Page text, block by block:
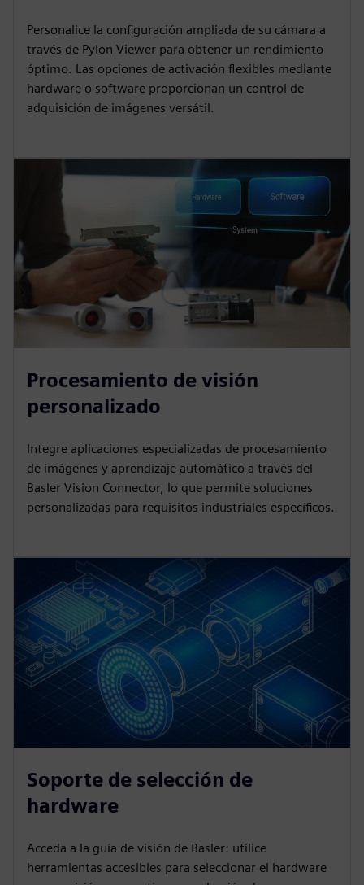
Personalice la configuración ampliada de su cámara a
través de Pylon Viewer para obtener un rendimiento
óptimo. Las opciones de activación flexibles mediante
hardware o software proporcionan un control de
adquisición de imágenes versátil.
Procesamiento de visión
personalizado
Integre aplicaciones especializadas de procesamiento
de imágenes y aprendizaje automático a través del
Basler Vision Connector, lo que permite soluciones
personalizadas para requisitos industriales específicos.
Soporte de selección de
hardware
Acceda a la guía de visión de Basler: utilice
herramientas accesibles para seleccionar el hardware